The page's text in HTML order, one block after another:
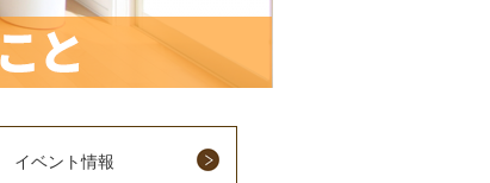
イベント情報